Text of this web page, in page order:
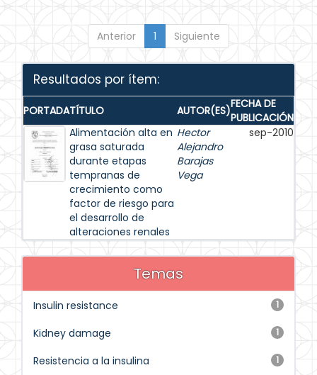
Anterior 1 Siguiente
Resultados por ítem:
PORTADATÍTULO AUTOR(ES)FECHA DE
PUBLICACIÓN
Alimentación alta en
grasa saturada
durante etapas
tempranas de
crecimiento como
factor de riesgo para
el desarrollo de
alteraciones renales
Hector
Alejandro
Barajas
Vega
sep-2010
Temas
1
Insulin resistance
1
Kidney damage
1
Resistencia a la insulina